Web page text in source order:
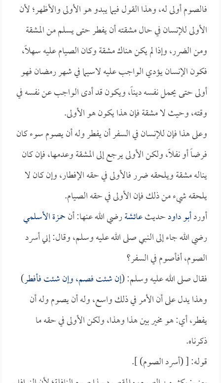
فالصوم أولى له، وهذا القول فيما يبدو هو الأولى والأظهر؛ لأن
الأولى للإنسان في حال مشقته أن يفطر حتى يسلم من المشقة
ومن الضرر، وإذا لم يكن هناك مشقة وكان الصيام عليه سهلاً،
فكون الإنسان يؤدي الواجب عليه لاسيما في شهر رمضان فهو
أولى حتى يحمل نفسه ديناً، ويكون قد أدى الواجب عن نفسه في
وقته، وحيث لا مشقة فإن هذا يكون هو الأولى.
وعلى هذا فإن للإنسان في السفر أن يفطر وله أن يصوم سوء كان
فرضاً أو نفلاً، ولكن الأولى يرجع إلى المشقة وعدمها، فإن كان
يناله مشقة ويلحقه ضرر فالأولى في حقه الإفطار، وإن كان لا
يلحقه شيء من ذلك فإن الأولى في حقه الصيام.
أوردأبو داودحديثعائشةرضي الله عنها: أنحمزة الأسلمي
رضي الله جاء إلى النبي صلى الله عليه وسلم، وقال: إني أسرد
الصوم، أفأصوم في السفر؟
فقال صلى الله عليه وسلم: (إن شئت فصم، وإن شئت فأفطر)
وهذا يدل على أن الأمر في ذلك واسع، وله أن يصوم وله أن
يفطر، أي: هو مخير بين هذا وهذا، ولكن الأولى في حقه ما
ذكرناه.
قوله: [ (أسرد الصوم) ].